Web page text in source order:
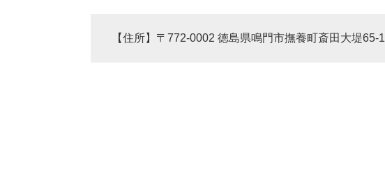
【住所】〒772-0002 徳島県鳴門市撫養町斎田大堤65-1